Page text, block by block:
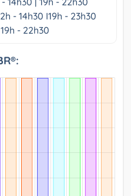
- 14h30 I19h - 23h30
- 22h30